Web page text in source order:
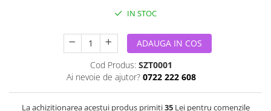
IN STOC
ADAUGA IN COS
Cod Produs: SZT0001
Ai nevoie de ajutor? 0722 222 608
La achizitionarea acestui produs primiti35Lei pentru comenzile